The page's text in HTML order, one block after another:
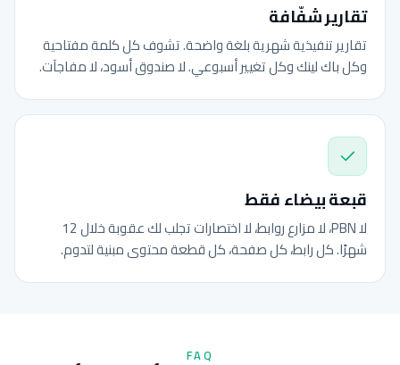
تقارير شفّافة
تقارير تنفيذية شهرية بلغة واضحة. تشوف كل كلمة مفتاحية
وكل باك لينك وكل تغيير أسبوعي. لا صندوق أسود، لا مفاجآت.
قبعة بيضاء فقط
لا PBN، لا مزارع روابط، لا اختصارات تجلب لك عقوبة خلال 12
شهرًا. كل رابط، كل صفحة، كل قطعة محتوى مبنية لتدوم.
FAQ